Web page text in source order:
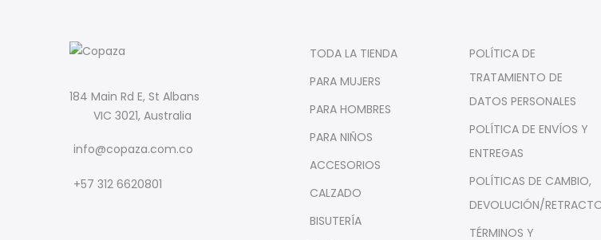
184 Main Rd E, St Albans
VIC 3021, Australia
info@copaza.com.co
‪+57 312 6620801‬
TODA LA TIENDA
PARA MUJERS
PARA HOMBRES
PARA NIÑOS
ACCESORIOS
CALZADO
BISUTERÍA
POLÍTICA DE
TRATAMIENTO DE
DATOS PERSONALES
POLÍTICA DE ENVÍOS Y
ENTREGAS
POLÍTICAS DE CAMBIO,
DEVOLUCIÓN/
TÉRMINOS Y